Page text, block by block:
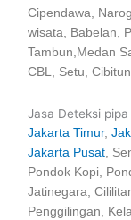
Cipendawa,
wisata, Babelan,
Tambun,Medan
CBL, Setu,
Jasa Deteksi
Jakarta Timur,
Jakarta Pusat,
Pondok Kopi,
Jatinegara,
Penggilingan,